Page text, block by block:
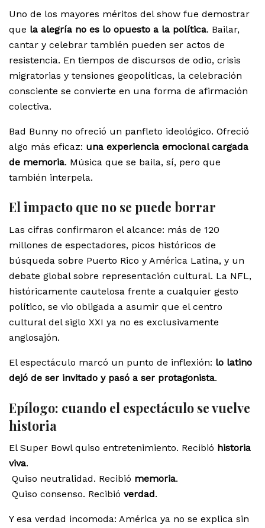
Uno de los mayores méritos del show fue demostrar
que la alegría no es lo opuesto a la política. Bailar,
cantar y celebrar también pueden ser actos de
resistencia. En tiempos de discursos de odio, crisis
migratorias y tensiones geopolíticas, la celebración
consciente se convierte en una forma de afirmación
colectiva.
Bad Bunny no ofreció un panfleto ideológico. Ofreció
algo más eficaz: una experiencia emocional cargada
de memoria. Música que se baila, sí, pero que
también interpela.
El impacto que no se puede borrar
Las cifras confirmaron el alcance: más de 120
millones de espectadores, picos históricos de
búsqueda sobre Puerto Rico y América Latina, y un
debate global sobre representación cultural. La NFL,
históricamente cautelosa frente a cualquier gesto
político, se vio obligada a asumir que el centro
cultural del siglo XXI ya no es exclusivamente
anglosajón.
El espectáculo marcó un punto de inflexión: lo latino
dejó de ser invitado y pasó a ser protagonista.
Epílogo: cuando el espectáculo se vuelve
historia
El Super Bowl quiso entretenimiento. Recibió historia
viva.
Quiso neutralidad. Recibió memoria.
Quiso consenso. Recibió verdad.
Y esa verdad incomoda: América ya no se explica sin